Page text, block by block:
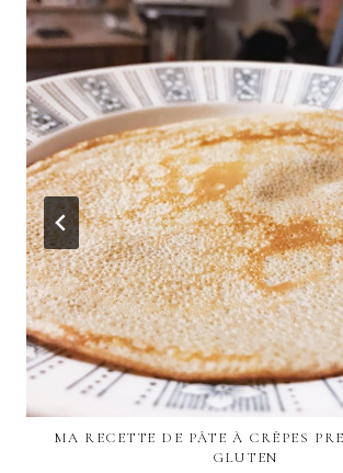
MA RECETTE DE PÂTE À CRÊPES
GLUTEN